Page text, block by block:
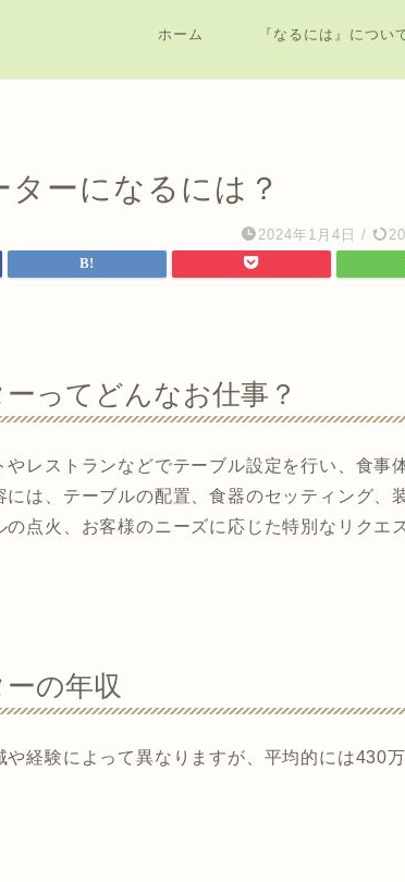
ホーム 『なるには』につい
ーになるには？
2024年1月4日 /
ってどんなお仕事？
レストランなどでテーブル設定を行い、食事
は、テーブルの配置、食器のセッティング、
点火、お客様のニーズに応じた特別なリクエ
の年収
経験によって異なりますが、平均的には430